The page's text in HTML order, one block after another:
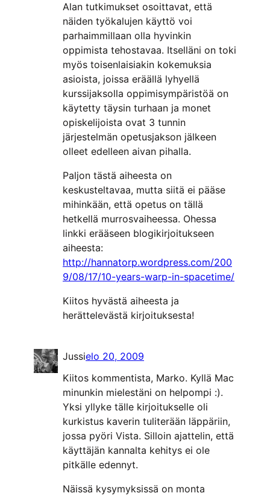
Alan tutkimukset osoittavat, että
näiden työkalujen käyttö voi
parhaimmillaan olla hyvinkin
oppimista tehostavaa. Itselläni on toki
myös toisenlaisiakin kokemuksia
asioista, joissa eräällä lyhyellä
kurssijaksolla oppimisympäristöä on
käytetty täysin turhaan ja monet
opiskelijoista ovat 3 tunnin
järjestelmän opetusjakson jälkeen
olleet edelleen aivan pihalla.
Paljon tästä aiheesta on
keskusteltavaa, mutta siitä ei pääse
mihinkään, että opetus on tällä
hetkellä murrosvaiheessa. Ohessa
linkki erääseen blogikirjoitukseen
aiheesta:
http://hannatorp.wordpress.com/200
9/08/17/10-years-warp-in-spacetime/
Kiitos hyvästä aiheesta ja
herättelevästä kirjoituksesta!
Jussielo 20, 2009
Kiitos kommentista, Marko. Kyllä Mac
minunkin mielestäni on helpompi :).
Yksi yllyke tälle kirjoitukselle oli
kurkistus kaverin tuliterään läppäriin,
jossa pyöri Vista. Silloin ajattelin, että
käyttäjän kannalta kehitys ei ole
pitkälle edennyt.
Näissä kysymyksissä on monta